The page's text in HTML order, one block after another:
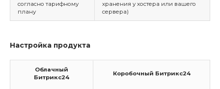
согласно тарифному
плану
хранения у хостера или вашего
сервера)
Настройка продукта
Облачный
Битрикс24
Коробочный Битрикс24